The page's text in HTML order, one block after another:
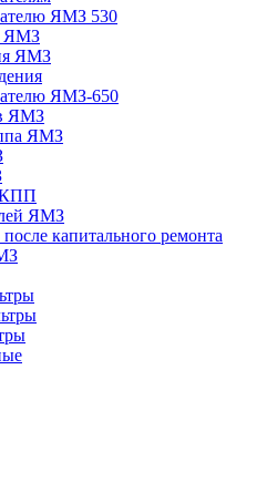
ЯМЗ 530
ЯМЗ
ЯМЗ
ЯМЗ-650
ЯМЗ
ЯМЗ
КПП
ЯМЗ
капитального ремонта